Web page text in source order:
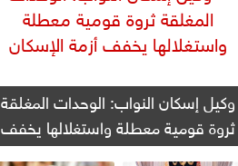
وكيل إسكان النواب: الوحدات المغلقة
ثروة قومية معطلة واستغلالها يخفف
أزمة الإسكان